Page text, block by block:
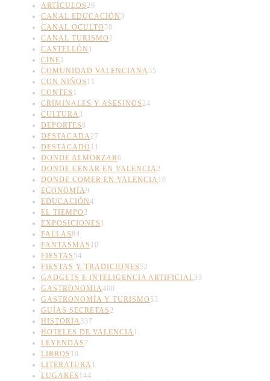
ARTÍCULOS 26
CANAL EDUCACIÓN 3
CANAL OCULTO 78
CANAL TURISMO 1
CASTELLÓN 1
CINE1
COMUNIDAD VALENCIANA35
CON NIÑOS 11
CONTES 1
CRIMINALES Y ASESINOS 24
CULTURA3
DEPORTES8
DESTACADA27
DESTACADO 11
DONDE ALMORZAR6
DONDE CENAR EN VALENCIA2
DONDE COMER EN VALENCIA10
ECONOMÍA9
EDUCACIÓN4
EL TIEMPO 2
EXPOSICIONES 1
FALLAS84
FANTASMAS 10
FIESTAS 54
FIESTAS Y TRADICIONES 52
GADGETS E INTELIGENCIA ARTIFICIAL33
GASTRONOMIA400
GASTRONOMÍA Y TURISMO 53
GUÍAS SECRETAS 2
HISTORIA337
HOTELES DE VALENCIA1
LEYENDAS 7
LIBROS 10
LITERATURA1
LUGARES 144